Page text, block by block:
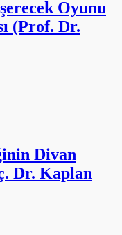
Oyunu
(Prof. Dr.
Divan
Dr. Kaplan